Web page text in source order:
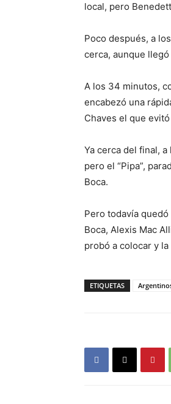
local, pero
Poco después, a
cerca, aunque
A los 34 minutos,
encabezó una
Chaves el que
Ya cerca del final,
pero el “Pipa”,
Boca.
Pero todavía
Boca, Alexis Mac
probó a colocar y
ETIQUETAS